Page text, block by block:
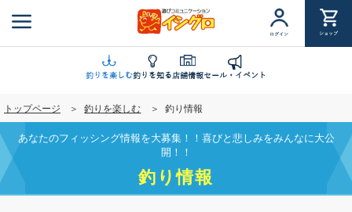
ン
に
移
動
ログイン ショップ
釣りを楽しむ釣りを知る店舗情報セール・イベント
トップページ 釣りを楽しむ 釣り情報
あなたのフィッシング情報を大募集！！喜びと悲しみをみんなに大公
開！！
釣り情報